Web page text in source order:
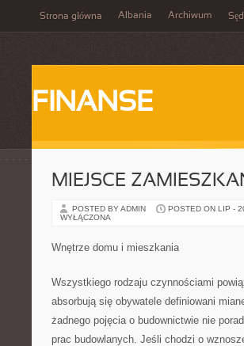
Strona główna Albania Archiwum
FINANSE
MIEJSCE
POSTED BY ADMIN POSTED ON LIP -
WYŁĄCZONA
Wnętrze domu i mieszkania
Wszystkiego rodzaju czynnościami
absorbują się obywatele definiowani
żadnego pojęcia o budownictwie nie
prac budowlanych. Jeśli chodzi o